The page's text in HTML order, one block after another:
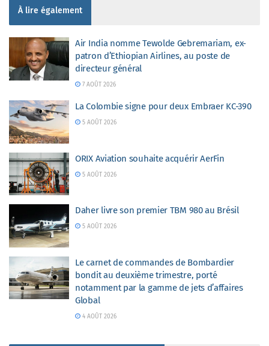
À lire également
Air India nomme Tewolde Gebremariam, ex-
patron d’Ethiopian Airlines, au poste de
directeur général
7 AOÛT 2026
La Colombie signe pour deux Embraer KC-390
5 AOÛT 2026
ORIX Aviation souhaite acquérir AerFin
5 AOÛT 2026
Daher livre son premier TBM 980 au Brésil
5 AOÛT 2026
Le carnet de commandes de Bombardier
bondit au deuxième trimestre, porté
notamment par la gamme de jets d’affaires
Global
4 AOÛT 2026